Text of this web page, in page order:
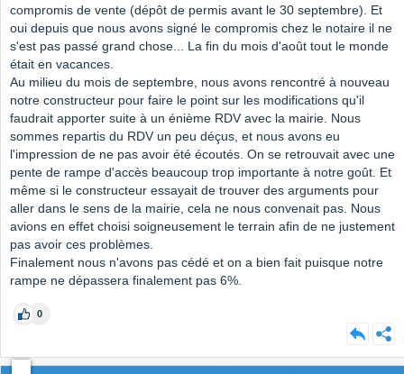
compromis de vente (dépôt de permis avant le 30 septembre). Et
oui depuis que nous avons signé le compromis chez le notaire il ne
s'est pas passé grand chose... La fin du mois d'août tout le monde
était en vacances.
Au milieu du mois de septembre, nous avons rencontré à nouveau
notre constructeur pour faire le point sur les modifications qu'il
faudrait apporter suite à un énième RDV avec la mairie. Nous
sommes repartis du RDV un peu déçus, et nous avons eu
l'impression de ne pas avoir été écoutés. On se retrouvait avec une
pente de rampe d'accès beaucoup trop importante à notre goût. Et
même si le constructeur essayait de trouver des arguments pour
aller dans le sens de la mairie, cela ne nous convenait pas. Nous
avions en effet choisi soigneusement le terrain afin de ne justement
pas avoir ces problèmes.
Finalement nous n'avons pas cédé et on a bien fait puisque notre
rampe ne dépassera finalement pas 6%.
0